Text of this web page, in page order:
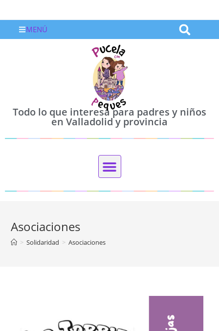
MENÚ
Todo lo que interesa para padres y niños
en Valladolid y provincia
Asociaciones
> Solidaridad > Asociaciones